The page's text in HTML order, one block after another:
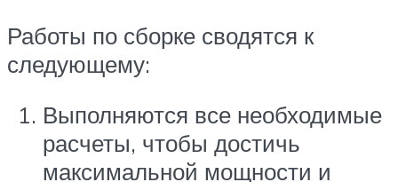
Работы по сборке сводятся к
следующему:
Выполняются все необходимые
расчеты, чтобы достичь
максимальной мощности и